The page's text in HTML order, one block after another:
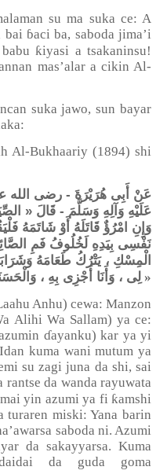
su ma suka ce: A
bai ɓaci ba, saboda jima’i
ƙiyasi a tsakaninsu!
mas’alar a cikin Al-
suka jawo, sun bayar
Al-Bukhaariy (1894) shi
عَنْ أَبِى هُرَيْرَةَ - رضى الله
عَلَيْهِ وَآلِهِ وَسَلَّمَ - قَالَ «
وَإِنِ امْرُؤٌ قَاتَلَهُ أَوْ شَاتَمَهُ
نَفْسِى بِيَدِهِ لَخُلُوفُ فَمِ
الْمِسْكِ ، يَتْرُكُ طَعَامَهُ
لِى ، وَأَنَا أَجْزِى بِهِ ، »
Anhu) cewa: Manzon
Alihi Wa Sallam) ya ce:
ɗayanku) kar ya yi
kuma wani mutum ya
su zagi juna da shi, sai
da wanda rayuwata
yin azumi ya fi ƙamshi
turaren miski: Yana barin
’awarsa saboda ni. Azumi
da sakayyarsa. Kuma
da guda goma